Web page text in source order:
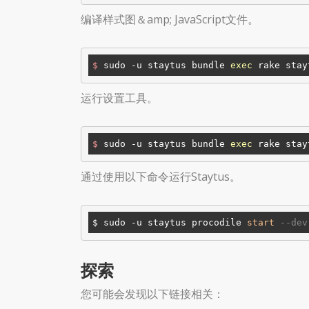
编译样式图＆amp; JavaScript文件。
$ sudo -u staytus bundle exec rake
运行设置工具。
$ sudo -u staytus bundle exec rake
通过使用以下命令运行Staytus。
$ sudo -u staytus procodile start --dev
探索
您可能会发现以下链接相关：